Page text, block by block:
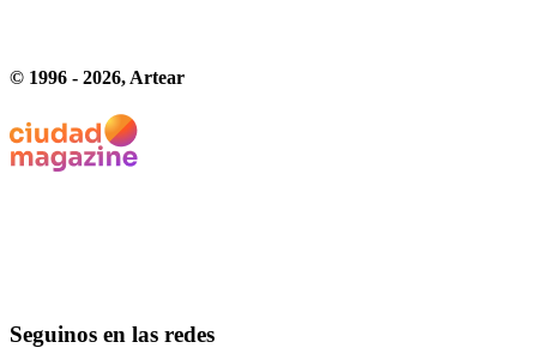
© 1996 - 2026, Artear
Seguinos en las redes